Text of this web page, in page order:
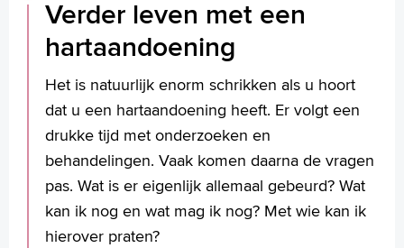
Verder leven met een
hartaandoening
Het is natuurlijk enorm schrikken als u hoort
dat u een hartaandoening heeft. Er volgt een
drukke tijd met onderzoeken en
behandelingen. Vaak komen daarna de vragen
pas. Wat is er eigenlijk allemaal gebeurd? Wat
kan ik nog en wat mag ik nog? Met wie kan ik
hierover praten?